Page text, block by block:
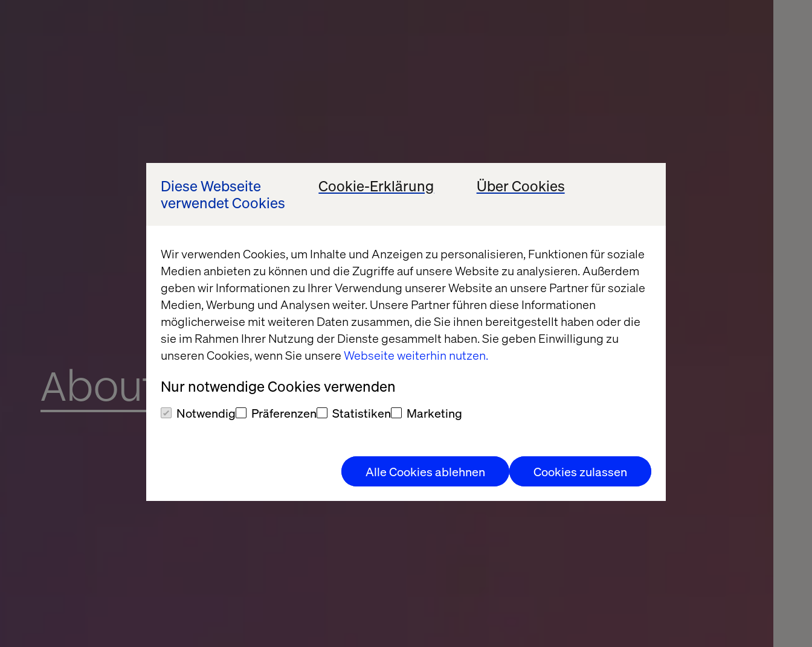
Diese Webseite
verwendet Cookies
Cookie-Erklärung Über Cookies
Wir verwenden Cookies, um Inhalte und Anzeigen zu personalisieren, Funktionen für soziale
Medien anbieten zu können und die Zugriffe auf unsere Website zu analysieren. Außerdem
geben wir Informationen zu Ihrer Verwendung unserer Website an unsere Partner für soziale
Medien, Werbung und Analysen weiter. Unsere Partner führen diese Informationen
möglicherweise mit weiteren Daten zusammen, die Sie ihnen bereitgestellt haben oder die
sie im Rahmen Ihrer Nutzung der Dienste gesammelt haben. Sie geben Einwilligung zu
unseren Cookies, wenn Sie unsereWebseite weiterhin nutzen.
Nur notwendige Cookies verwenden
Notwendig Präferenzen Statistiken Marketing
Alle Cookies ablehnen Cookies zulassen
About us